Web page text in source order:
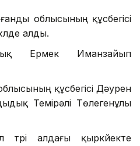
облысының құсбегісі
алды.
Ермек Иманзайып
құсбегісі Дәурен
Темірәлі Төлегенұлы
алдағы қыркүйекте